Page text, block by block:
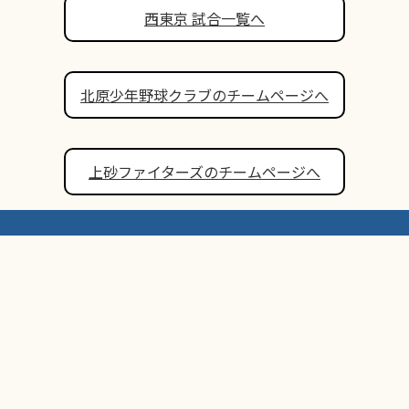
西東京 試合一覧へ
北原少年野球クラブのチームページへ
上砂ファイターズのチームページへ